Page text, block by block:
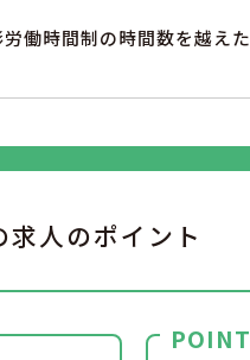
働時間制の時間数を越え
求人のポイント
POINT